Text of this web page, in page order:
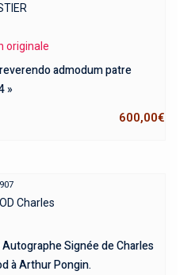
originale
admodum patre
»
600,00€
Charles
Signée de Charles
à Arthur Pongin.